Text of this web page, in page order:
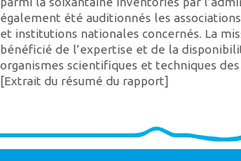
également été auditionnés les
et institutions nationales concernés. La
bénéficié de l’expertise et de la
organismes scientifiques et techniques
[Extrait du résumé du rapport]